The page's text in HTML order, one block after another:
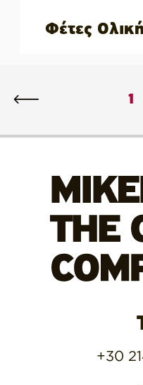
Φέτες
1
+30